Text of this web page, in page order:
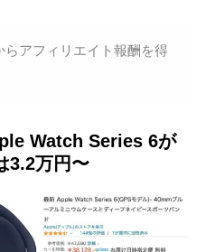
アフィリエイト報酬を得
Watch Series 6が
3.2万円〜